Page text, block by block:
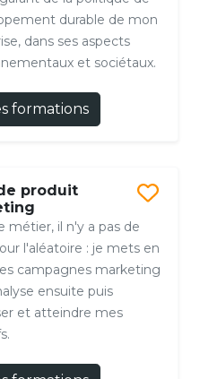
durable de mon
dans ses aspects
et sociétaux.
formations
produit
métier, il n'y a pas de
l'aléatoire : je mets en
campagnes marketing
ensuite puis
et atteindre mes